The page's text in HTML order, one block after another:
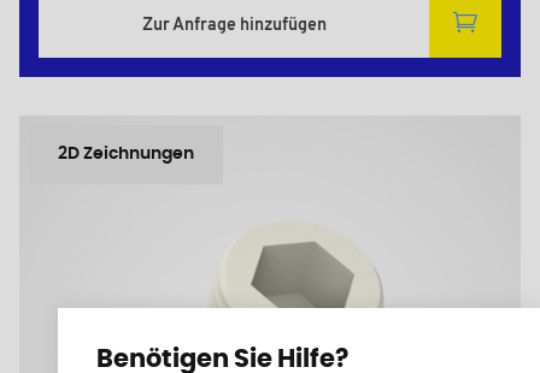
Zur Anfrage hinzufügen
2D Zeichnungen
Benötigen Sie Hilfe?